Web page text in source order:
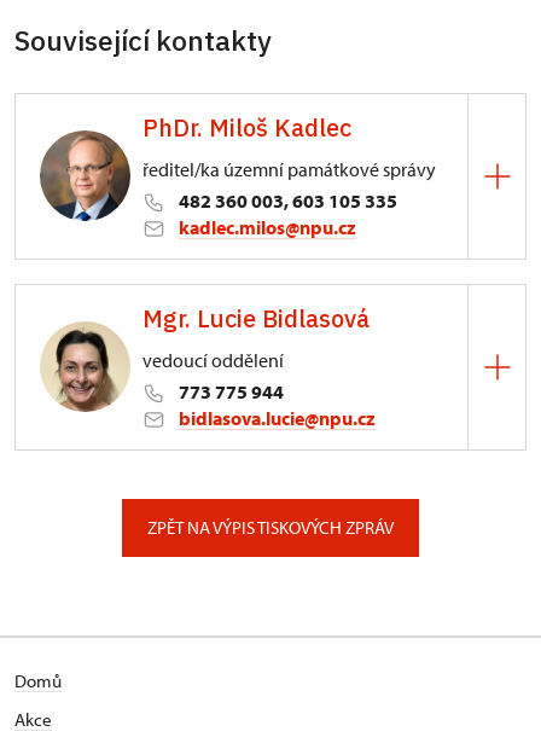
Související kontakty
PhDr. Miloš Kadlec
ředitel/ka územní památkové správy
482 360 003, 603 105 335
kadlec.milos@npu.cz
3/, Sychrov 3
Mgr. Lucie Bidlasová
vedoucí oddělení
773 775 944
bidlasova.lucie@npu.cz
ZPĚT NA VÝPIS TISKOVÝCH ZPRÁV
Domů
Akce